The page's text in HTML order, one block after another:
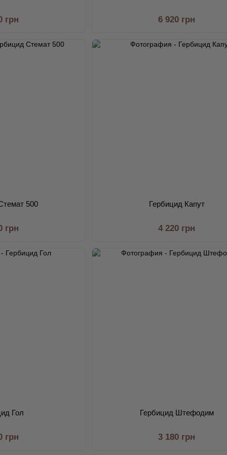
грн 6 920 грн
500
грн
Гербицид Капут
4 220 грн
Гол
грн
Гербицид Штефодим
3 180 грн